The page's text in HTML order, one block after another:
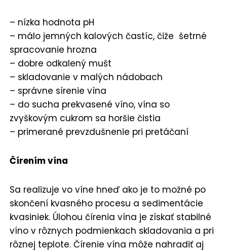
– nízka hodnota pH
– málo jemných kalových častíc, čiže šetrné
spracovanie hrozna
– dobre odkalený mušt
– skladovanie v malých nádobach
– správne sírenie vína
– do sucha prekvasené víno, vína so
zvyškovým cukrom sa horšie čistia
– primerané prevzdušnenie pri pretáčaní
Čírením vína
Sa realizuje vo víne hneď ako je to možné po
skončení kvasného procesu a sedimentácie
kvasiniek. Úlohou čírenia vína je získať stabilné
víno v rôznych podmienkach skladovania a pri
rôznej teplote. Čírenie vína môže nahradiť aj